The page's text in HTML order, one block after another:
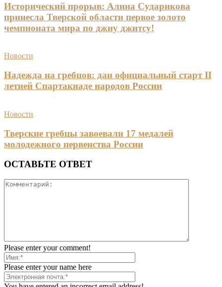
Исторический прорыв: Алина Сударикова
принесла Тверской области первое золото
чемпионата мира по джиу джитсу!
Новости
Надежда на гребцов: дан официальный старт II
летней Спартакиаде народов России
Новости
Тверские гребцы завоевали 17 медалей
молодежного первенства России
ОСТАВЬТЕ ОТВЕТ
Please enter your comment!
Please enter your name here